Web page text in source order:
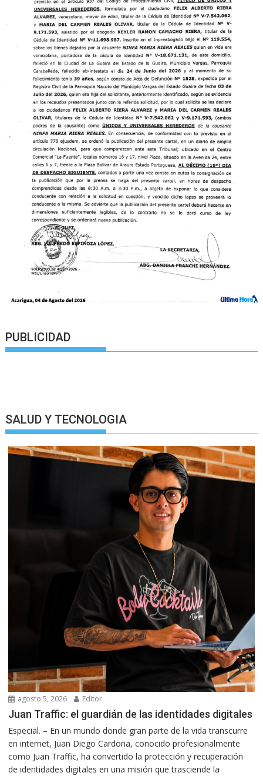
PUBLICIDAD
SALUD Y TECNOLOGIA
agosto 5, 2026 Editor
Juan Traffic: el guardián de las identidades digitales
Especial. – En un mundo donde gran parte de la vida transcurre
en internet, Juan Diego Cardona, conocido profesionalmente
como Juan Traffic, ha convertido la protección y recuperación
de identidades digitales en una misión que trasciende la